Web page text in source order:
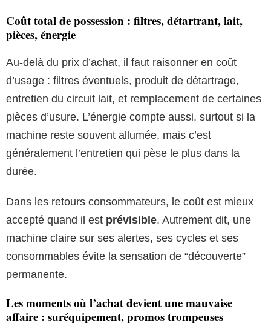
Coût total de possession : filtres, détartrant, lait,
pièces, énergie
Au-delà du prix d’achat, il faut raisonner en coût
d’usage : filtres éventuels, produit de détartrage,
entretien du circuit lait, et remplacement de certaines
pièces d’usure. L’énergie compte aussi, surtout si la
machine reste souvent allumée, mais c’est
généralement l’entretien qui pèse le plus dans la
durée.
Dans les retours consommateurs, le coût est mieux
accepté quand il est prévisible. Autrement dit, une
machine claire sur ses alertes, ses cycles et ses
consommables évite la sensation de “découverte”
permanente.
Les moments où l’achat devient une mauvaise
affaire : suréquipement, promos trompeuses